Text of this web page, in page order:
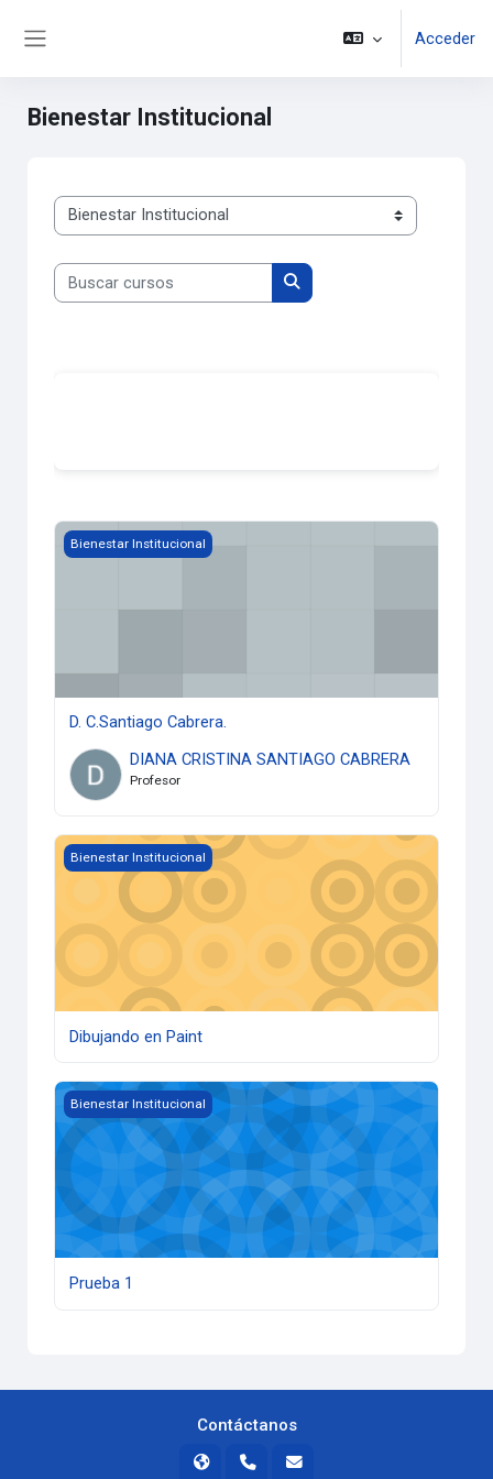
Acceder
Bienestar Institucional
Categorías de curso
Buscar cursos
Buscar cursos
D. C.Santiago Cabrera.
Bienestar Institucional
D. C.Santiago Cabrera.
DIANA CRISTINA SANTIAGO CABRERA
Profesor
Dibujando en Paint
Bienestar Institucional
Dibujando en Paint
Prueba 1
Bienestar Institucional
Prueba 1
Contáctanos